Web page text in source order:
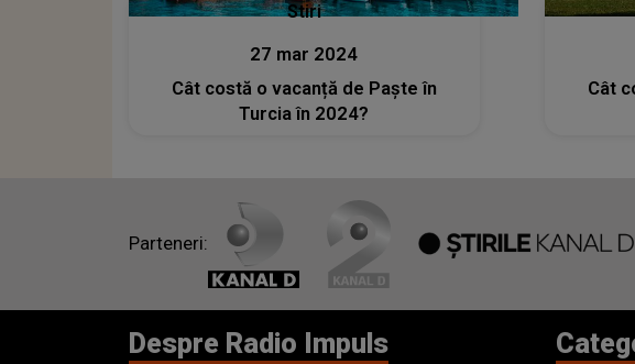
Stiri
27 mar 2024
Cât costă o vacanță de Paște în
Turcia în 2024?
Cât
Parteneri:
Despre Radio Impuls